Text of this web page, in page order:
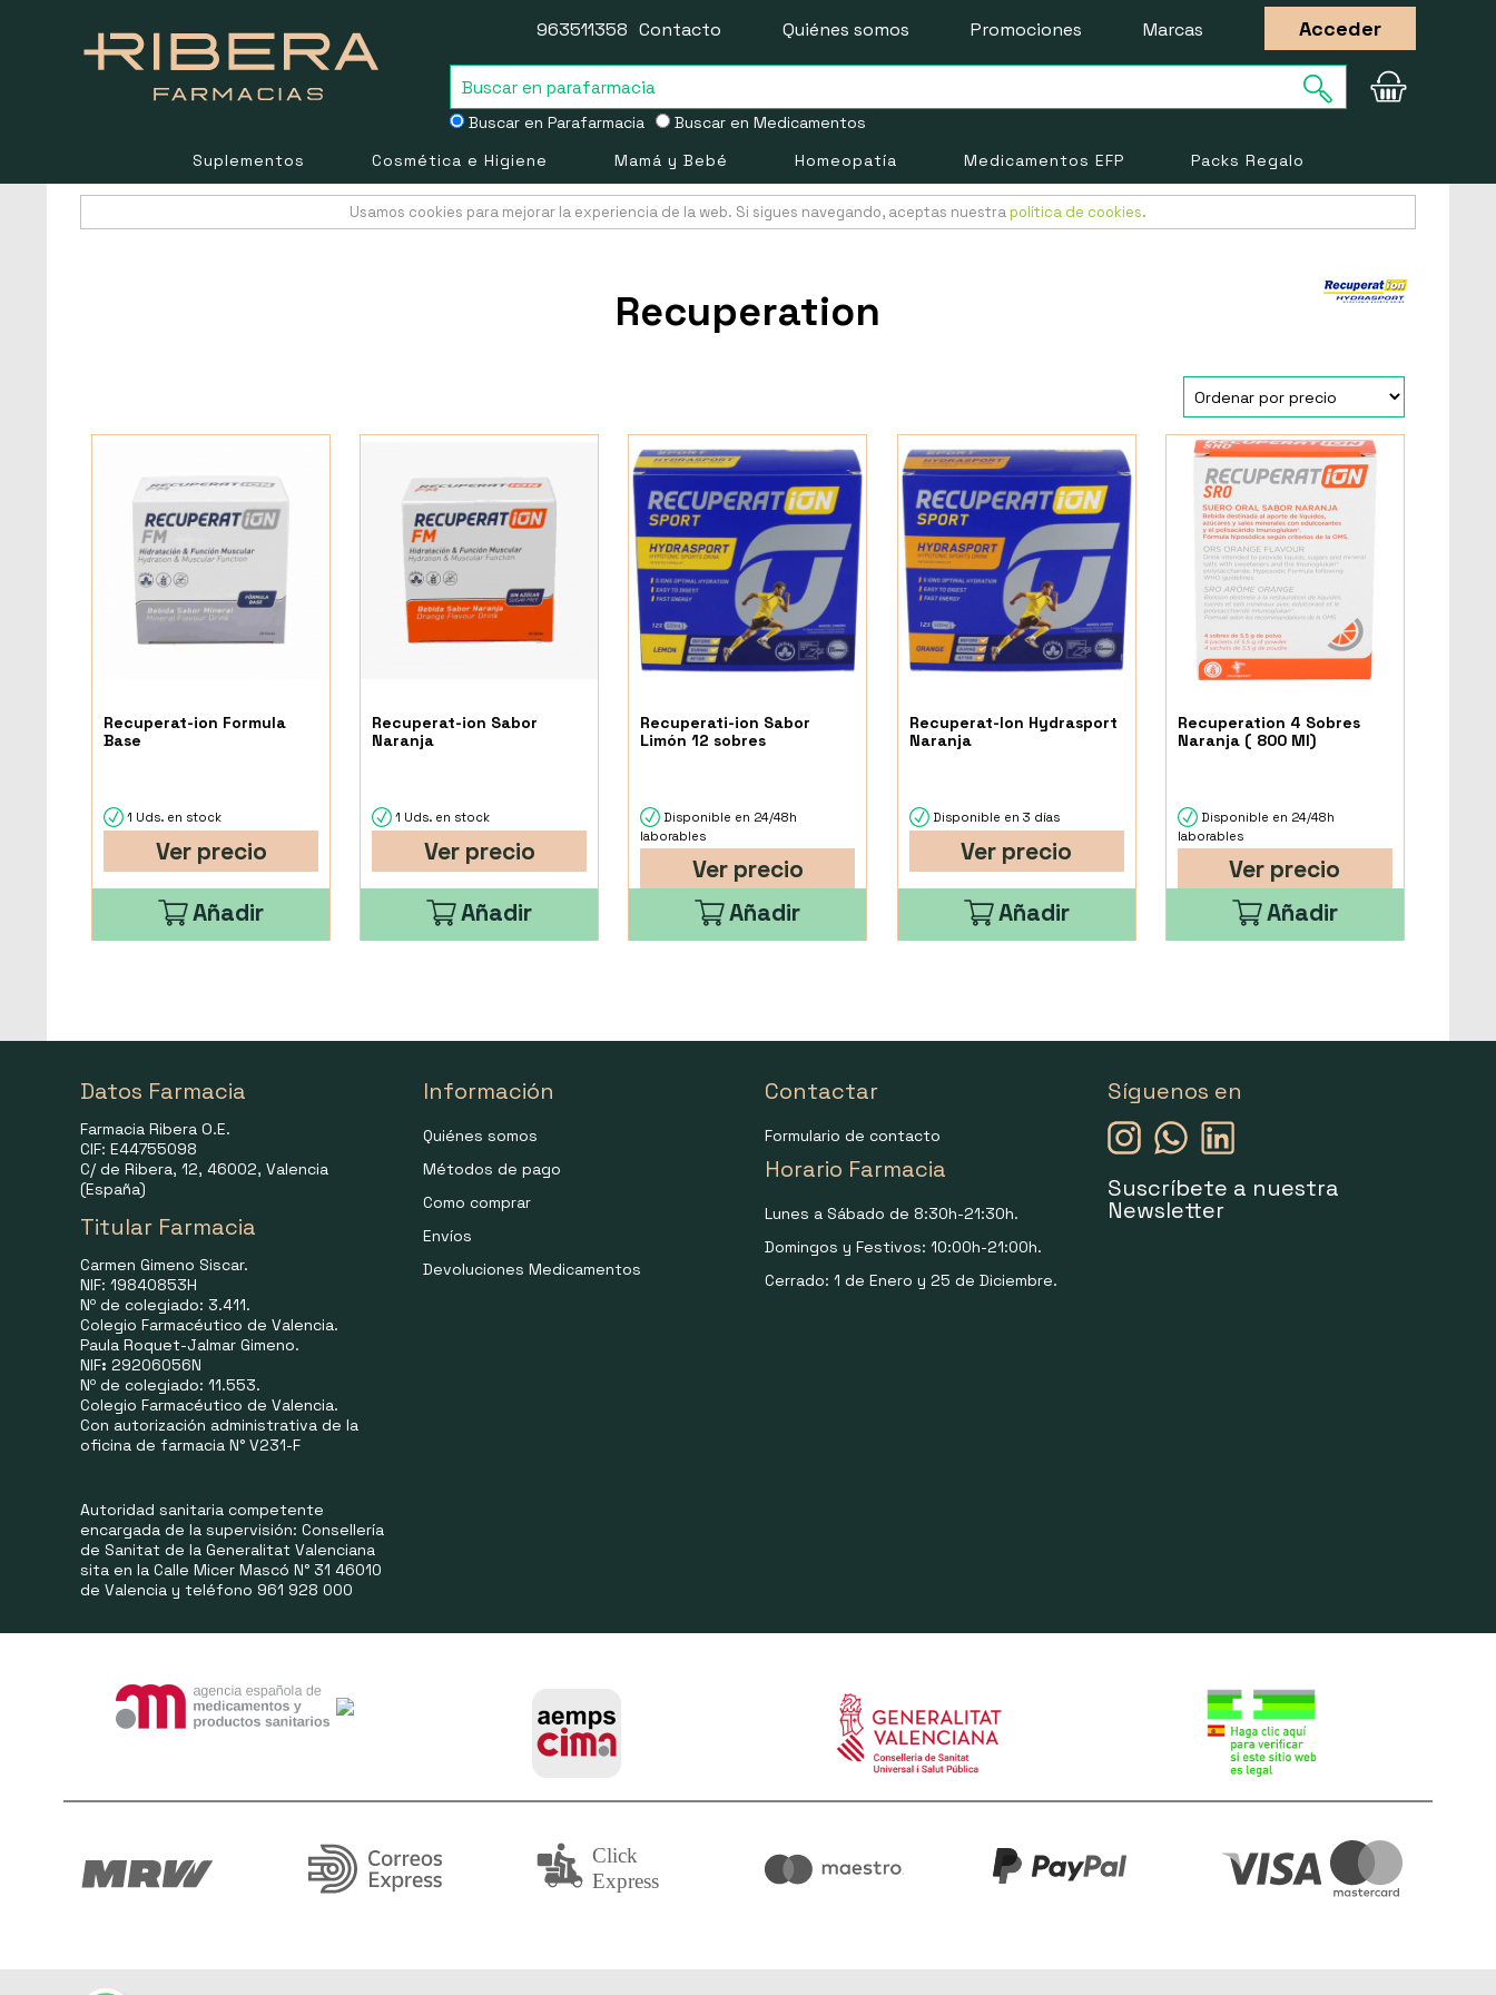
Buscar en Parafarmacia Buscar en Medicamentos
963511358 Contacto Quiénes somos Promociones Marcas Acceder
Suplementos Cosmética e Higiene Mamá y Bebé Homeopatía Medicamentos EFP Packs Regalo
Usamos cookies para mejorar la experiencia de la web. Si sigues navegando, aceptas nuestra política de cookies.
Recuperation
Recuperat-ion Formula
Base
1 Uds. en stock
Ver precio
Añadir
Recuperat-ion Sabor
Naranja
1 Uds. en stock
Ver precio
Añadir
Recuperati-ion Sabor
Limón 12 sobres
Disponible en 24/48h
laborables
Ver precio
Añadir
Recuperat-Ion Hydrasport
Naranja
Disponible en 3 días
Ver precio
Añadir
Recuperation 4 Sobres
Naranja ( 800 Ml)
Disponible en 24/48h
laborables
Ver precio
Añadir
Datos Farmacia
Farmacia Ribera O.E.
CIF: E44755098
C/ de Ribera, 12, 46002, Valencia
(España)
Titular Farmacia
Carmen Gimeno Siscar.
NIF: 19840853H
Nº de colegiado: 3.411.
Colegio Farmacéutico de Valencia.
Paula Roquet-Jalmar Gimeno.
NIF: 29206056N
Nº de colegiado: 11.553.
Colegio Farmacéutico de Valencia.
Con autorización administrativa de la
oficina de farmacia N° V231-F
Autoridad sanitaria competente
encargada de la supervisión: Consellería
de Sanitat de la Generalitat Valenciana
sita en la Calle Micer Mascó N° 31 46010
de Valencia y teléfono 961 928 000
Información
Quiénes somos
Métodos de pago
Como comprar
Envíos
Devoluciones Medicamentos
Contactar
Formulario de contacto
Horario Farmacia
Lunes a Sábado de 8:30h-21:30h.
Domingos y Festivos: 10:00h-21:00h.
Cerrado: 1 de Enero y 25 de Diciembre.
Síguenos en
Suscríbete a nuestra
Newsletter